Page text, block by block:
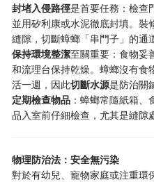
封堵入侵路徑是首要任務：檢查
並用矽利康或水泥徹底封填。
縫隙，切斷蟑螂「串門子」的通
保持環境整潔至關重要：食物妥
和流理台保持乾燥。蟑螂沒有食
活一週，因此切斷水源是防治關
定期檢查物品 ：蟑螂常隨紙箱
品入室前仔細檢查，尤其是縫隙
物理防治法：安全無污染
對於有幼兒、寵物家庭或注重環